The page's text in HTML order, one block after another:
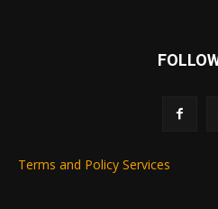
Terms and Policy Services